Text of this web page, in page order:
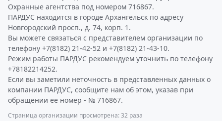
Охранные агентства под номером 716867.
ПАРДУС находится в городе Архангельск по адресу
Новгородский просп., д. 74, корп. 1.
Вы можете связаться с представителем организации по
телефону +7(8182) 21-42-52 и +7(8182) 21-43-10.
Режим работы ПАРДУС рекомендуем уточнить по телефону
+78182214252.
Если вы заметили неточность в представленных данных о
компании ПАРДУС, сообщите нам об этом, указав при
обращении ее номер - № 716867.
Страница организации просмотрена: 32 раза